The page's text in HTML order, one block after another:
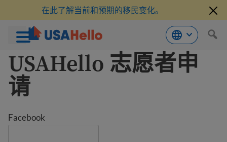
在此了解当前和预期的移民变化。
USAHello 志愿者申
请
Facebook